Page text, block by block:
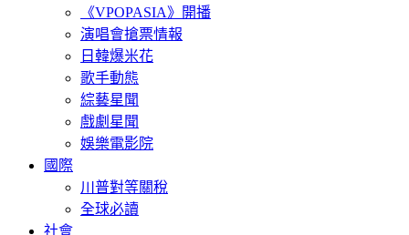
《VPOPASIA》開播
演唱會搶票情報
日韓爆米花
歌手動態
綜藝星聞
戲劇星聞
娛樂電影院
國際
川普對等關稅
全球必讀
社會